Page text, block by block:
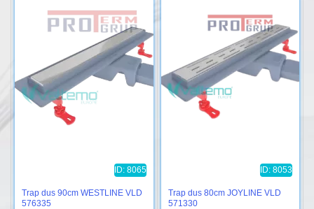
ID: 8065
Trap dus 90cm WESTLINE VLD
576335
ID: 8053
Trap dus 80cm JOYLINE VLD
571330